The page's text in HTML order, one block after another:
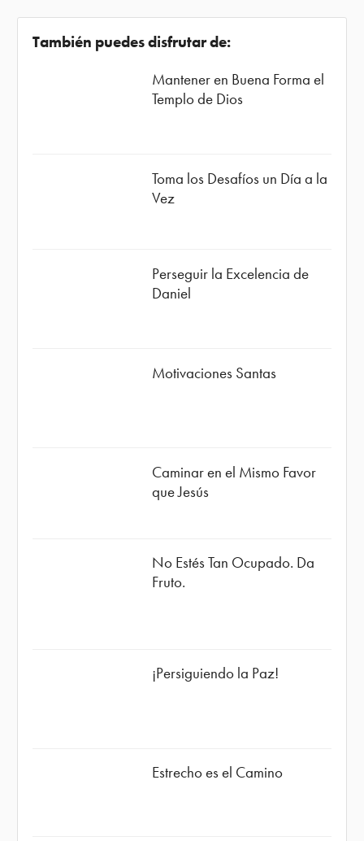
También puedes disfrutar de:
Mantener en Buena Forma el
Templo de Dios
Toma los Desafíos un Día a la
Vez
Perseguir la Excelencia de
Daniel
Motivaciones Santas
Caminar en el Mismo Favor
que Jesús
No Estés Tan Ocupado. Da
Fruto.
¡Persiguiendo la Paz!
Estrecho es el Camino